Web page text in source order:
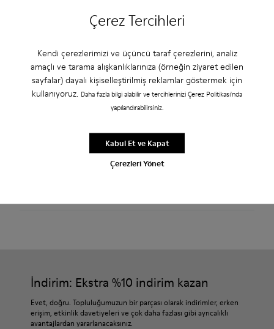
Çerez Tercihleri
Kendi çerezlerimizi ve üçüncü taraf çerezlerini, analiz
amaçlı ve tarama alışkanlıklarınıza (örneğin ziyaret edilen
sayfalar) dayalı kişiselleştirilmiş reklamlar göstermek için
kullanıyoruz. Daha fazla bilgi alabilir ve tercihlerinizi Çerez Politikası'nda
yapılandırabilirsiniz.
Çerezleri Yönet
Kabul Et ve Kapat
45
Sepete Ekle
3 veya 6 taksit ile ödeme imkanı
Size en yakın mağazadaki stokları kontrol edin
2250 TL üzerindeki alışverişlerde ücretsiz standart ve mağaza
İndirim: Ekstra %10 indirim kazan
Evet, doğru. Topluluğumuzun bir parçası olarak indirimler, erken
erişim, etkinlik davetiyeleri ve çok daha fazlası gibi ayrıcalıklı
avantajlardan yararlanacaksınız.